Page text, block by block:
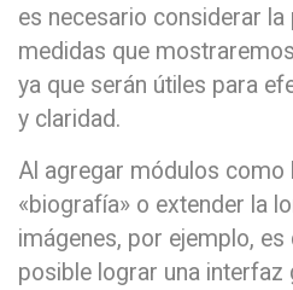
es necesario considerar la
medidas que
ya que serán útiles para
y claridad.
Al agregar módulos como
«biografía» o extender la
imágenes, por ejemplo, es
posible lograr una interfaz